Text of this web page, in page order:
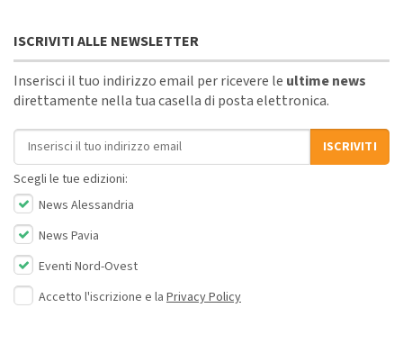
ISCRIVITI ALLE NEWSLETTER
Inserisci il tuo indirizzo email per ricevere le ultime news
direttamente nella tua casella di posta elettronica.
Indirizzo email
ISCRIVITI
Scegli le tue edizioni:
News Alessandria
News Pavia
Eventi Nord-Ovest
Accetto l'iscrizione e la Privacy Policy